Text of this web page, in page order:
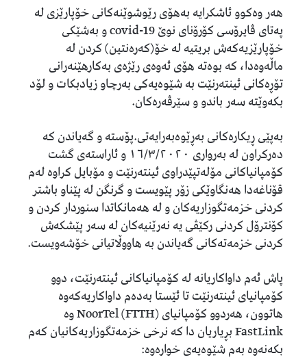
هەر وه‌كوو ئاشكرایه‌ به‌هۆی رێوشوێنه‌كانی خۆپارێزی له‌
په‌تای ڤایرۆسی كۆرۆنای نوێ covid-19 و به‌شێكی
خۆپارێزیه‌كه‌ش بریتیه‌ له‌ خۆ(کەرەنتین) كردن له‌
ماڵه‌وه‌دا، کە بوەتە هۆی ئه‌وه‌ی رێژه‌ی بەکارهێنەرانی
تۆڕەکانی ئینته‌رنێت بە شێوەیەکی بەرچاو زیادبكات و لۆد
بكه‌وێته‌ سەر باندو و سێرڤەرەکان.
بەپێی ڕیکارەکانی به‌ڕێوه‌به‌رایه‌تی.پۆستە و گەیاندن کە
دەرکراون لە بەرواری ١٦/٣/٢٠٢٠ و ئاراستەی گشت
کۆمپانیاکانی مۆله‌تپێدراوی ئینته‌رنێت و مۆبایل کراوە لەم
قۆناغەدا هەنگاوێکی زۆر پێویست و گرنگن لە پێناو باشتر
کردنی خزمه‌تگوزاریه‌كان و لە هەمانکاتدا سنوردار کردن و
کۆنترۆل کردنی رکێڤی یە نەرێنیەکان لە سەر پێشکەش
کردنی خزمەتەکانی گەیاندن بە هاووڵاتیانی خۆشەویست.
پاش ئەم داواکاریانە لە کۆمپانیاکانی ئینتەرنێت، دوو
کۆمپانیای ئینتەرنێت تا ئێستا بەدەم داواکاریەکەوە
هاتوون، هەردوو کۆمپانیای (NoorTel (FTTH وە
FastLink بڕیاریان دا کە نرخی خزمەتگوزاریەکانیان کەم
بکەنەوە بەم شێوەیەی خوارەوە: